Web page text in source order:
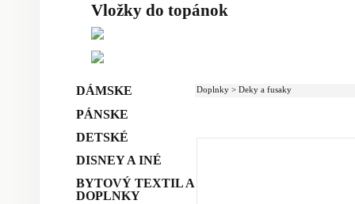
Vložky do topánok
DÁMSKE
PÁNSKE
DETSKÉ
DISNEY A INÉ
BYTOVÝ TEXTIL A
DOPLNKY
Doplnky > Deky a fusaky